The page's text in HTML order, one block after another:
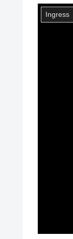
Ingress